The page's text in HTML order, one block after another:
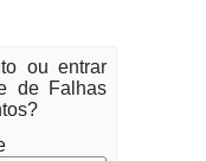
ou entrar
de Falhas